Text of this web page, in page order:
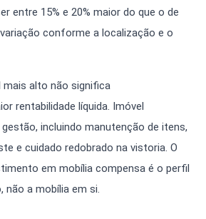
entre 15% e 20% maior do que o de
conforme a localização e o
mais alto não significa
rentabilidade líquida. Imóvel
incluindo manutenção de itens,
e cuidado redobrado na vistoria. O
em mobília compensa é o perfil
não a mobília em si.